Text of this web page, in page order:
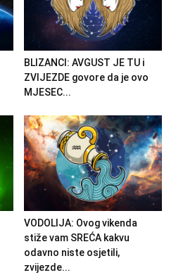
BLIZANCI: AVGUST JE TU i
ZVIJEZDE govore da je ovo
MJESEC...
VODOLIJA: Ovog vikenda
stiže vam SREĆA kakvu
odavno niste osjetili,
zvijezde...